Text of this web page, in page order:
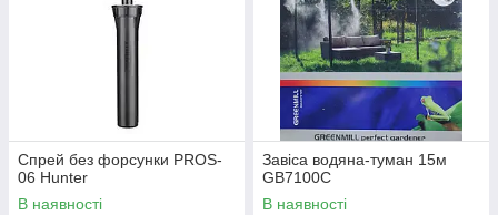
Спрей без форсунки PROS-
06 Hunter
В наявності
Завіса водяна-туман 15м
GB7100C
В наявності